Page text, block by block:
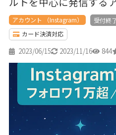
アカウント （Instagram） 受付終
カード決済対応
2023/06/15 2023/11/16 844